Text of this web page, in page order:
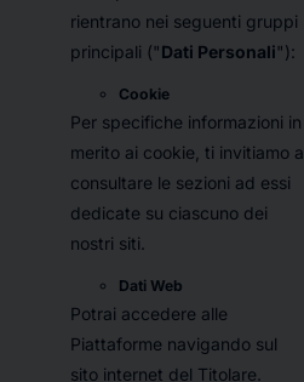
rientrano nei seguenti gruppi
principali ("Dati Personali"):
Cookie
Per specifiche informazioni in
merito ai cookie, ti invitiamo a
consultare le sezioni ad essi
dedicate su ciascuno dei
nostri siti.
Dati Web
Potrai accedere alle
Piattaforme navigando sul
sito internet del Titolare.